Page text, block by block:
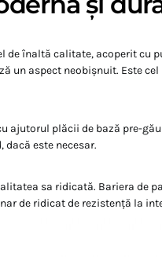
de înaltă calitate, acoperit cu
un aspect neobișnuit. Este
ajutorul plăcii de bază pre-
este necesar.
sa ridicată. Bariera de
de ridicat de rezistență la